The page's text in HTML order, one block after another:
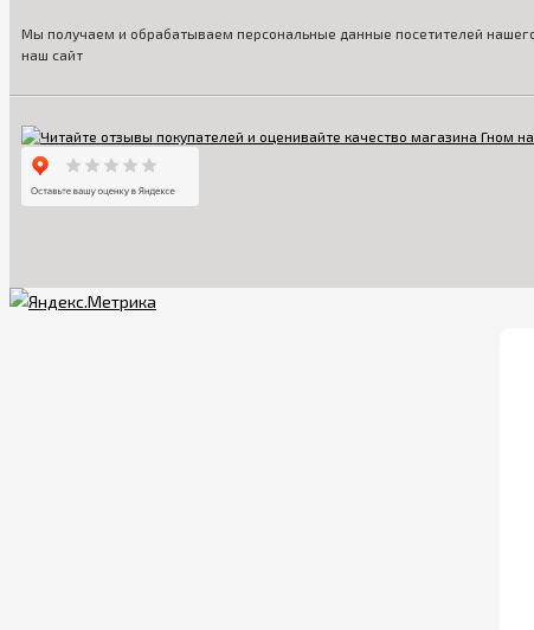
Мы получаем и обрабатываем персональные данные посетителей нашего
наш сайт